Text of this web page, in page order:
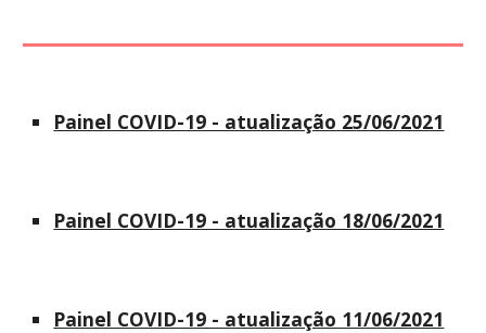
Painel COVID-19 - atualização 25/06/2021
Painel COVID-19 - atualização 18/06/2021
Painel COVID-19 - atualização 11/06/2021